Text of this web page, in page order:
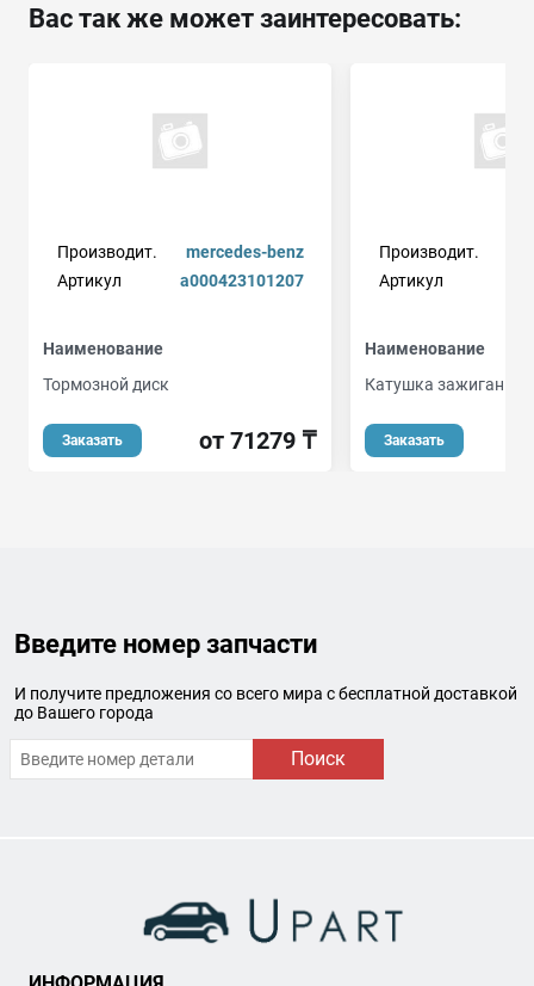
Вас так же может заинтересовать:
Производит.
mercedes-benz
Артикул
a000423101207
Наименование
Тормозной диск
Заказать от 71279 ₸
Производит.
Артикул
Наименование
Катушка зажигания
Заказать
Введите номер запчасти
И получите предложения со всего мира с бесплатной доставкой
до Вашего города
Поиск